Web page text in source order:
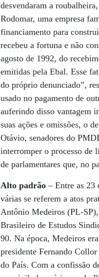
desvendaram a
Rodomar, uma empresa
financiamento para
recebeu a fortuna e não
agosto de 1992, do
emitidas pela Ebal. Esse
do próprio denunciado”,
usado no pagamento de
auferindo disso vantagem
suas ações e omissões, o
Otávio, senadores do
interromper o processo de
de parlamentares que, no
Alto padrão – Entre as 23
várias se referem a atos
Antônio Medeiros (PL-
Brasileiro de Estudos
90. Na época, Medeiros
presidente Fernando
do País. Com a confissão